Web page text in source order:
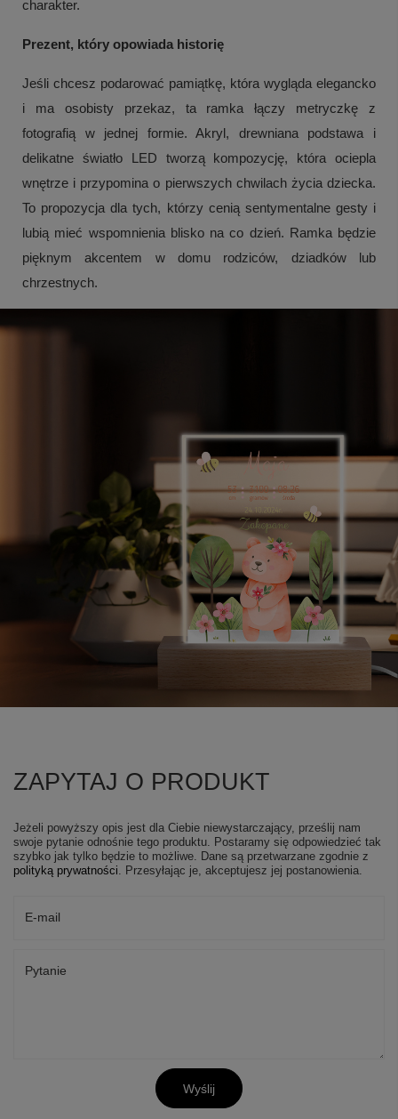
charakter.
Prezent, który opowiada historię
Jeśli chcesz podarować pamiątkę, która wygląda elegancko
i ma osobisty przekaz, ta ramka łączy metryczkę z
fotografią w jednej formie. Akryl, drewniana podstawa i
delikatne światło LED tworzą kompozycję, która ociepla
wnętrze i przypomina o pierwszych chwilach życia dziecka.
To propozycja dla tych, którzy cenią sentymentalne gesty i
lubią mieć wspomnienia blisko na co dzień. Ramka będzie
pięknym akcentem w domu rodziców, dziadków lub
chrzestnych.
ZAPYTAJ O PRODUKT
Jeżeli powyższy opis jest dla Ciebie niewystarczający, prześlij nam
swoje pytanie odnośnie tego produktu. Postaramy się odpowiedzieć tak
szybko jak tylko będzie to możliwe. Dane są przetwarzane zgodnie z
polityką prywatności. Przesyłając je, akceptujesz jej postanowienia.
E-mail
Pytanie
Wyślij